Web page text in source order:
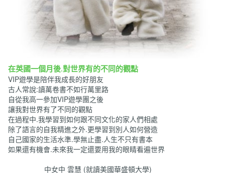
在英國一個月後.對世界有的不同的觀點
VIP遊學是陪伴我成長的好朋友
古人常說:讀萬卷書不如行萬里路
自從我高一參加VIP遊學團之後
讓我對世界有了不同的觀點
在過程中.我學習到如何跟不同文化的家人們相處
除了語言的自我精進之外.更學習到別人如何營造
自己國家的生活水準.學無止盡.人生不只有書本
如果還有機會.未來我一定還要用我的眼睛看遍世界
中女中 雲慧 (就讀美國華盛頓大學)